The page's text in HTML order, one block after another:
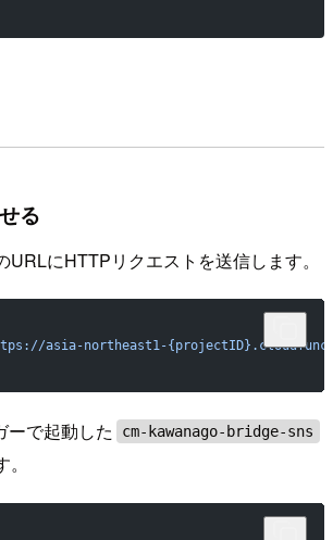
る
URLにHTTPリクエストを送信します。
asia-northeast1-
ーで起動した cm-kawanago-bridge-sns